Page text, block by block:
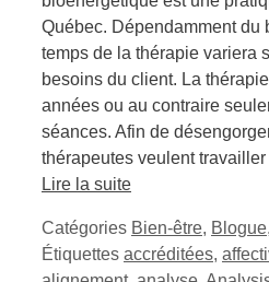
Québec. Dépendamment du
temps de la thérapie variera
besoins du client. La
années ou au contraire
séances. Afin de
thérapeutes veulent
Lire la suite
Catégories Bien-être, Blogue,
Étiquettes accréditées,